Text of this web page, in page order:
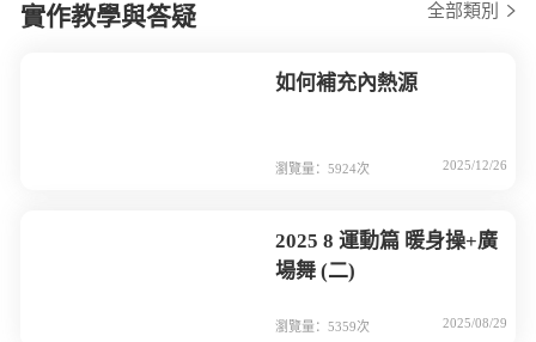
實作教學與答疑 全部類別
如何補充內熱源
瀏覽量：5924次 2025/12/26
2025 8 運動篇 暖身操+廣
場舞 (二)
瀏覽量：5359次 2025/08/29